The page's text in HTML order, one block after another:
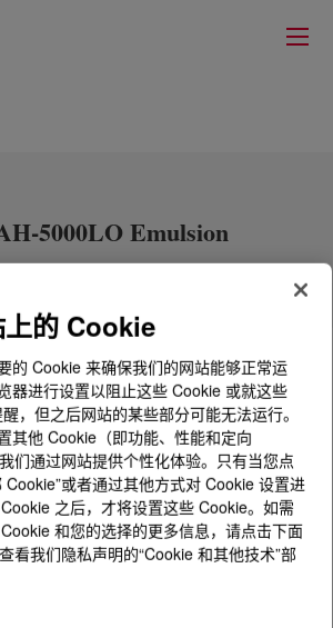
5000LO Emulsion
AH-5000LO Emulsion?
的 Cookie
的 Cookie 来确保我们的网站能够正常运
器进行设置以阻止这些 Cookie 或就这些
，但之后网站的某些部分可能无法运行。
其他 Cookie（即功能、性能和定向
们通过网站提供个性化体验。只有当您点
Cookie”或者通过其他方式对 Cookie 设置进
之后，才将设置这些 Cookie。如需
和您的选择的更多信息，请点击下面
看我们隐私声明的“Cookie 和其他技术”部